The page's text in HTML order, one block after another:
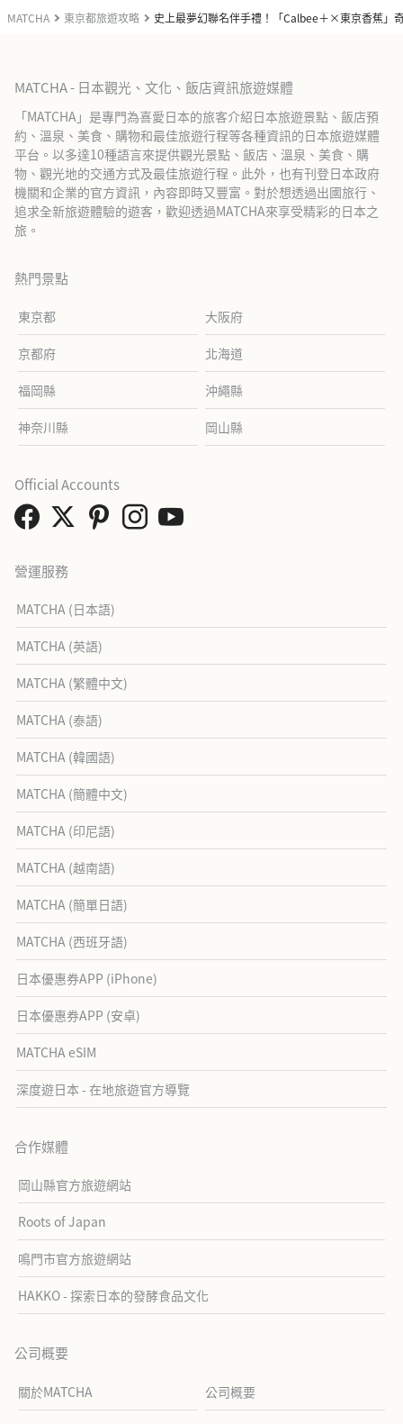
MATCHA 東京都旅遊攻略 史上最夢幻聯名伴手禮！「Calbee＋×東京香蕉」
MATCHA - 日本觀光、文化、飯店資訊旅遊媒體
「MATCHA」是專門為喜愛日本的旅客介紹日本旅遊景點、飯店預
約、溫泉、美食、購物和最佳旅遊行程等各種資訊的日本旅遊媒體
平台。以多達10種語言來提供觀光景點、飯店、溫泉、美食、購
物、觀光地的交通方式及最佳旅遊行程。此外，也有刊登日本政府
機關和企業的官方資訊，內容即時又豐富。對於想透過出國旅行、
追求全新旅遊體驗的遊客，歡迎透過MATCHA來享受精彩的日本之
旅。
熱門景點
東京都 大阪府
京都府 北海道
福岡縣 沖繩縣
神奈川縣 岡山縣
營運服務
MATCHA (日本語)
MATCHA (英語)
MATCHA (繁體中文)
MATCHA (泰語)
MATCHA (韓國語)
MATCHA (簡體中文)
MATCHA (印尼語)
MATCHA (越南語)
MATCHA (簡單日語)
MATCHA (西班牙語)
日本優惠券APP (iPhone)
日本優惠券APP (安卓)
MATCHA eSIM
深度遊日本 - 在地旅遊官方導覽
合作媒體
岡山縣官方旅遊網站
Roots of Japan
鳴門市官方旅遊網站
HAKKO - 探索日本的發酵食品文化
公司概要
關於MATCHA 公司概要
Official Accounts